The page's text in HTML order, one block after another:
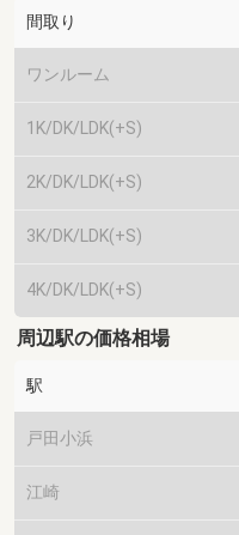
間取り
ワンルーム
1K/DK/LDK(+S)
2K/DK/LDK(+S)
3K/DK/LDK(+S)
4K/DK/LDK(+S)
周辺駅の価格相場
駅
戸田小浜
江崎